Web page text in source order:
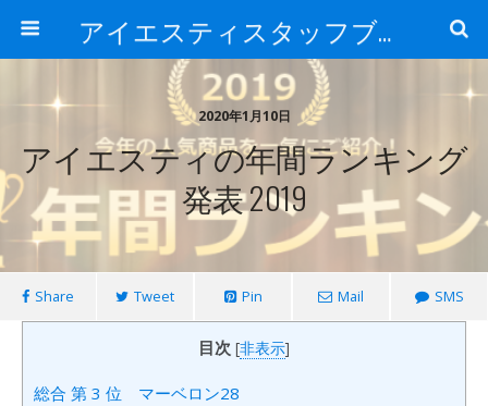
アイエスティスタッフブログ
2020年1月10日
アイエスティの年間ランキング
発表 2019
Share Tweet Pin Mail SMS
目次 [非表示]
総合 第 3 位 マーベロン28